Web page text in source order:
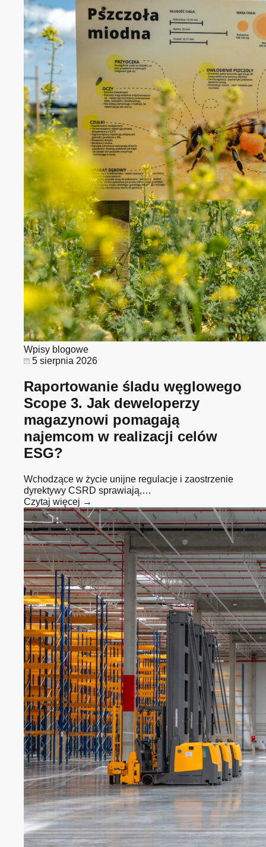
Wpisy blogowe
5 sierpnia 2026
Raportowanie śladu węglowego
Scope 3. Jak deweloperzy
magazynowi pomagają
najemcom w realizacji celów
ESG?
Wchodzące w życie unijne regulacje i zaostrzenie
dyrektywy CSRD sprawiają,…
Czytaj więcej →